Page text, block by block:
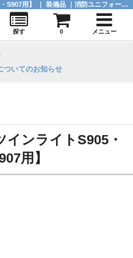
ついてのお知らせ
ンライトS905・
用】
誘導灯ホルダー 【ツインライトS905・S906・S907用】 ｜ 装備品 ｜消防ユニフォーム 【公式オンラインショップ】
探す 0 メニュー